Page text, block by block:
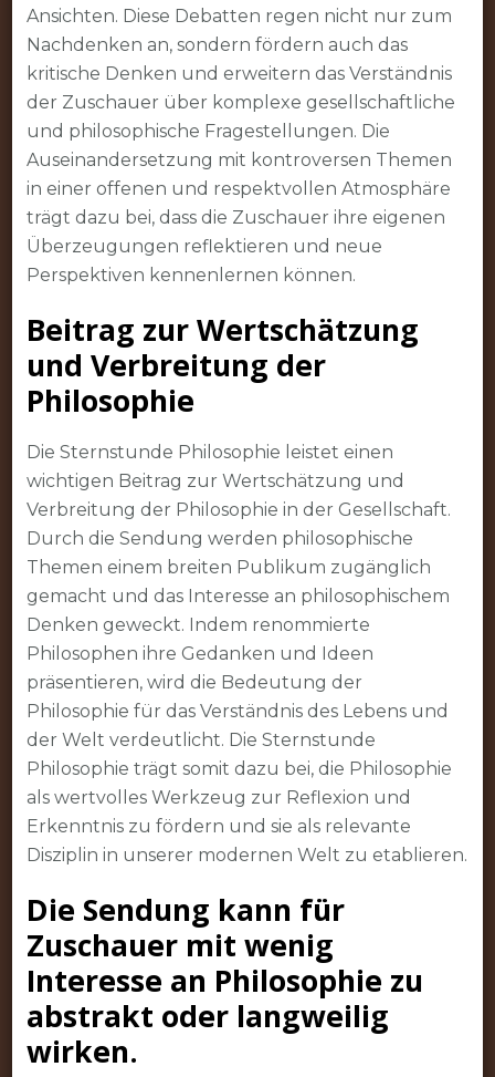
Ansichten. Diese Debatten regen nicht nur zum
Nachdenken an, sondern fördern auch das
kritische Denken und erweitern das Verständnis
der Zuschauer über komplexe gesellschaftliche
und philosophische Fragestellungen. Die
Auseinandersetzung mit kontroversen Themen
in einer offenen und respektvollen Atmosphäre
trägt dazu bei, dass die Zuschauer ihre eigenen
Überzeugungen reflektieren und neue
Perspektiven kennenlernen können.
Beitrag zur Wertschätzung
und Verbreitung der
Philosophie
Die Sternstunde Philosophie leistet einen
wichtigen Beitrag zur Wertschätzung und
Verbreitung der Philosophie in der Gesellschaft.
Durch die Sendung werden philosophische
Themen einem breiten Publikum zugänglich
gemacht und das Interesse an philosophischem
Denken geweckt. Indem renommierte
Philosophen ihre Gedanken und Ideen
präsentieren, wird die Bedeutung der
Philosophie für das Verständnis des Lebens und
der Welt verdeutlicht. Die Sternstunde
Philosophie trägt somit dazu bei, die Philosophie
als wertvolles Werkzeug zur Reflexion und
Erkenntnis zu fördern und sie als relevante
Disziplin in unserer modernen Welt zu etablieren.
Die Sendung kann für
Zuschauer mit wenig
Interesse an Philosophie zu
abstrakt oder langweilig
wirken.